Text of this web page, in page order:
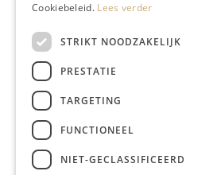
Geen resultaten
Cookiebeleid. Lees verder
STRIKT NOODZAKELIJK
PRESTATIE
TARGETING
FUNCTIONEEL
NIET-GECLASSIFICEERD